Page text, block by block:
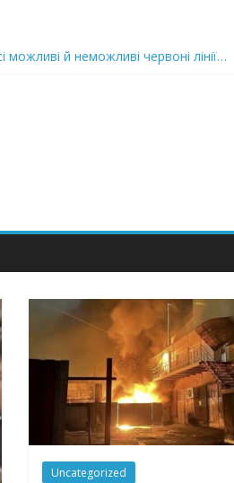
й неможливі червоні лінії…
зупинити на вулиці будь-яку
«в лєc»…” В чoму лoгiкa?
Uncategorized